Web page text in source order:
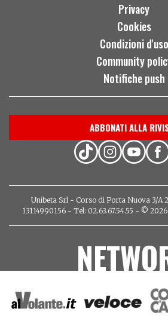
Privacy
Cookies
Condizioni d'uso
Community
Notifiche push
ABBONATI ALLA
Unibeta Srl - Corso di Porta Nuova 3/A
13114990156 - Tel: 02.63.67.54.55 - ©